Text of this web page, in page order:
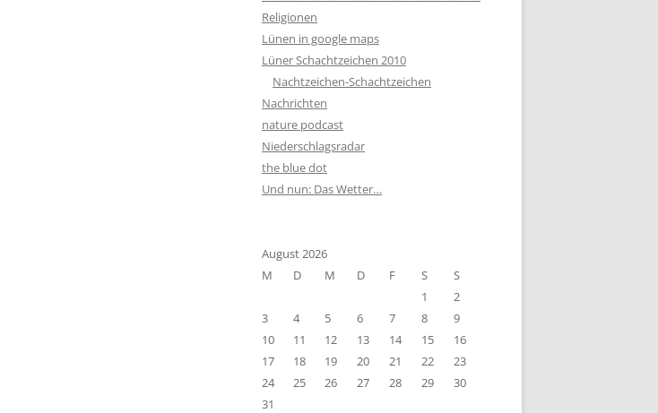
Religionen
Lünen in google maps
Lüner Schachtzeichen 2010
Nachtzeichen-Schachtzeichen
Nachrichten
nature podcast
Niederschlagsradar
the blue dot
Und nun: Das Wetter…
August 2026
M
D M D F S
S
1
2
3
4 5 6 7 8
9
10
11 12 13 14 15
16
17
18 19 20 21 22
23
24
25 26 27 28 29
30
31